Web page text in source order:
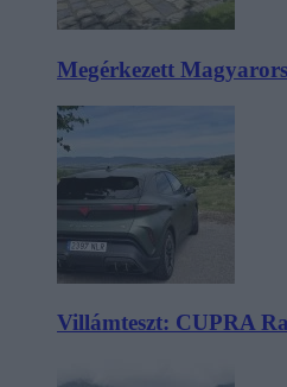
Megérkezett
Villámteszt: CUPRA